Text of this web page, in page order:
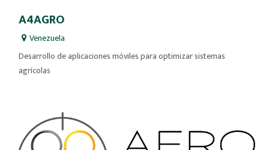
A4AGRO
Venezuela
Desarrollo de aplicaciones móviles para optimizar sistemas
agrícolas